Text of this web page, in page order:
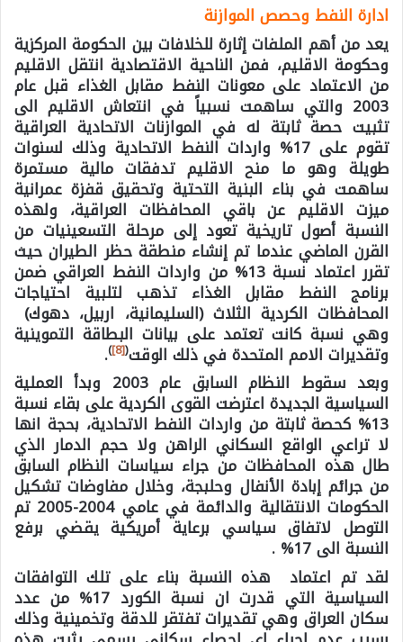
ادارة النفط وحصص الموازنة
يعد من أهم الملفات إثارة للخلافات بين الحكومة المركزية
وحكومة الاقليم، فمن الناحية الاقتصادية انتقل الاقليم
من الاعتماد على معونات النفط مقابل الغذاء قبل عام
2003 والتي ساهمت نسبياً في انتعاش الاقليم الى
تثبيت حصة ثابتة له في الموازنات الاتحادية العراقية
تقوم على 17% واردات النفط الاتحادية وذلك لسنوات
طويلة وهو ما منح الاقليم تدفقات مالية مستمرة
ساهمت في بناء البنية التحتية وتحقيق قفزة عمرانية
ميزت الاقليم عن باقي المحافظات العراقية، ولهذه
النسبة أصول تاريخية تعود إلى مرحلة التسعينيات من
القرن الماضي عندما تم إنشاء منطقة حظر الطيران حيث
تقرر اعتماد نسبة 13% من واردات النفط العراقي ضمن
برنامج النفط مقابل الغذاء تذهب لتلبية احتياجات
المحافظات الكردية الثلاث (السليمانية، اربيل، دهوك)
وهي نسبة كانت تعتمد على بيانات البطاقة التموينية
وتقديرات الامم المتحدة في ذلك الوقت(
[8]
)
.
وبعد سقوط النظام السابق عام 2003 وبدأ العملية
السياسية الجديدة اعترضت القوى الكردية على بقاء نسبة
13% كحصة ثابتة من واردات النفط الاتحادية، بحجة انها
لا تراعي الواقع السكاني الراهن ولا حجم الدمار الذي
طال هذه المحافظات من جراء سياسات النظام السابق
من جرائم إبادة الأنفال وحلبجة، وخلال مفاوضات تشكيل
الحكومات الانتقالية والدائمة في عامي 2004-2005 تم
التوصل لاتفاق سياسي برعاية أمريكية يقضي برفع
النسبة الى 17% .
لقد تم اعتماد هذه النسبة بناء على تلك التوافقات
السياسية التي قدرت ان نسبة الكورد 17% من عدد
سكان العراق وهي تقديرات تفتقر للدقة وتخمينية وذلك